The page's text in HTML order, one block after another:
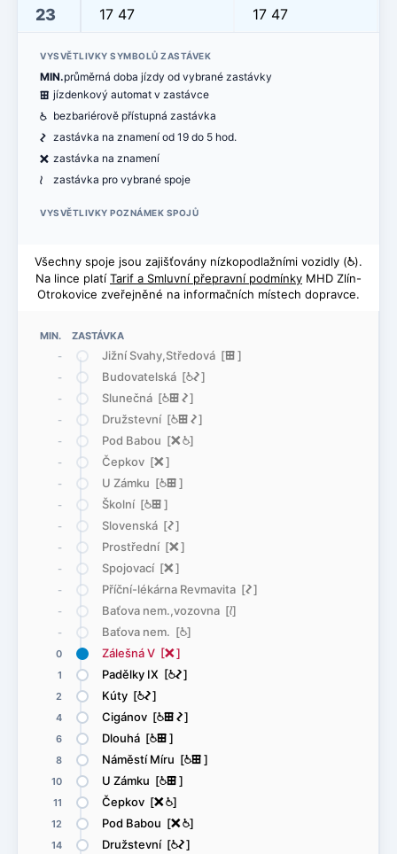
MIN. ZASTÁVKA
-
Jižní Svahy,Středová [æ]
- Budovatelská [@ó]
- Slunečná [@æó]
- Družstevní [@æó]
- Pod Babou [ë@]
- Čepkov [ë]
- U Zámku [@æ]
- Školní [@æ]
- Slovenská [ó]
- Prostřední [ë]
- Spojovací [ë]
- Příční-lékárna Revmavita [ó]
- Baťova nem.,vozovna [<]
- Baťova nem. [@]
0 Zálešná V [ë]
1 Padělky IX [@ó]
2 Kúty [@ó]
4 Cigánov [@æó]
6 Dlouhá [@æ]
8 Náměstí Míru [@æ]
10 U Zámku [@æ]
11 Čepkov [ë@]
12 Pod Babou [ë@]
14 Družstevní [@ó]
23 17 47 17 47
VYSVĚTLIVKY SYMBOLŮ ZASTÁVEK
MIN.průměrná doba jízdy od vybrané zastávky
æ jízdenkový automat v zastávce
@ bezbariérově přístupná zastávka
ó zastávka na znamení od 19 do 5 hod.
ë zastávka na znamení
< zastávka pro vybrané spoje
VYSVĚTLIVKY POZNÁMEK SPOJŮ
Všechny spoje jsou zajišťovány nízkopodlažními vozidly (@).
Na lince platí Tarif a Smluvní přepravní podmínky MHD Zlín-
Otrokovice zveřejněné na informačních místech dopravce.